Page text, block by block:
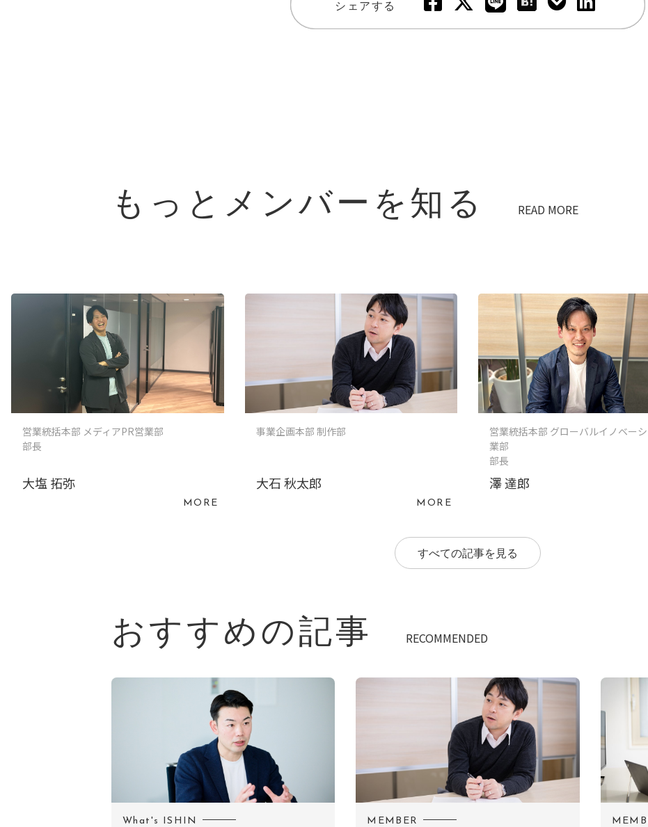
シェアする
もっとメンバーを知る READ MORE
営業統括本部 メディアPR営業部
部長
大塩 拓弥
MORE
事業企画本部 制作部
大石 秋太郎
MORE
営業統括本部 グローバルイノベー
業部
部長
澤 達郎
すべての記事を見る
おすすめの記事 RECOMMENDED
What's ISHIN MEMBER